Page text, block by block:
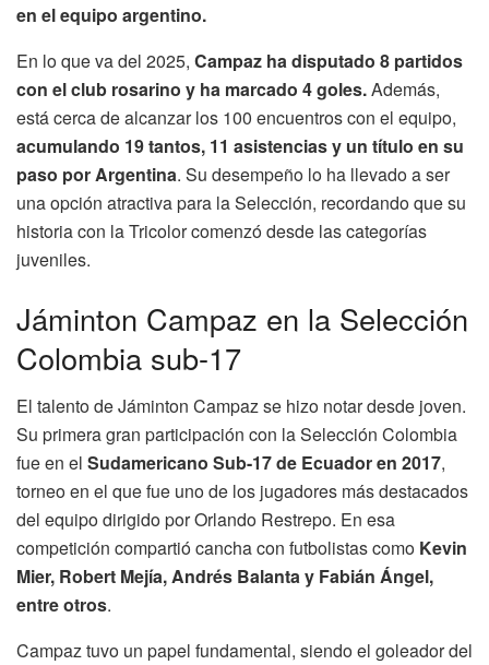
en el equipo argentino.
En lo que va del 2025, Campaz ha disputado 8 partidos
con el club rosarino y ha marcado 4 goles.Además,
está cerca de alcanzar los 100 encuentros con el equipo,
acumulando 19 tantos, 11 asistencias y un título en su
paso por Argentina. Su desempeño lo ha llevado a ser
una opción atractiva para la Selección, recordando que su
historia con la Tricolor comenzó desde las categorías
juveniles.
Jáminton Campaz en la Selección
Colombia sub-17
El talento de Jáminton Campaz se hizo notar desde joven.
Su primera gran participación con la Selección Colombia
fue en el Sudamericano Sub-17 de Ecuador en 2017,
torneo en el que fue uno de los jugadores más destacados
del equipo dirigido por Orlando Restrepo. En esa
competición compartió cancha con futbolistas como Kevin
Mier, Robert Mejía, Andrés Balanta y Fabián Ángel,
entre otros.
Campaz tuvo un papel fundamental, siendo el goleador del